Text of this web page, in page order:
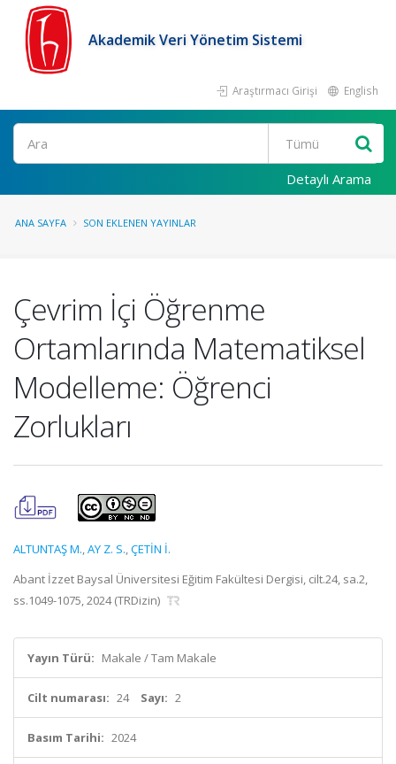
Akademik Veri Yönetim Sistemi
Araştırmacı Girişi English
Ara
Detaylı Arama
ANA SAYFA SON EKLENEN YAYINLAR
Çevrim İçi Öğrenme
Ortamlarında Matematiksel
Modelleme: Öğrenci
Zorlukları
ALTUNTAŞ M.,AY Z. S.,ÇETİN İ.
Abant İzzet Baysal Üniversitesi Eğitim Fakültesi Dergisi, cilt.24, sa.2,
ss.1049-1075, 2024 (TRDizin)
Yayın Türü: Makale / Tam Makale
Cilt numarası: 24 Sayı: 2
Basım Tarihi: 2024